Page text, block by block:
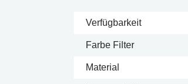
Verfügbarkeit
Farbe Filter
Material